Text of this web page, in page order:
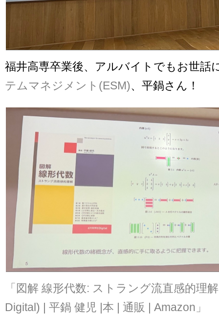
福井高専卒業後、アルバイトでもお世話
テムマネジメント(ESM)、平鍋さん！
「図解 線形代数: ストラング流直感的理
Digital) | 平鍋 健児 |本 | 通販 | Amazon」